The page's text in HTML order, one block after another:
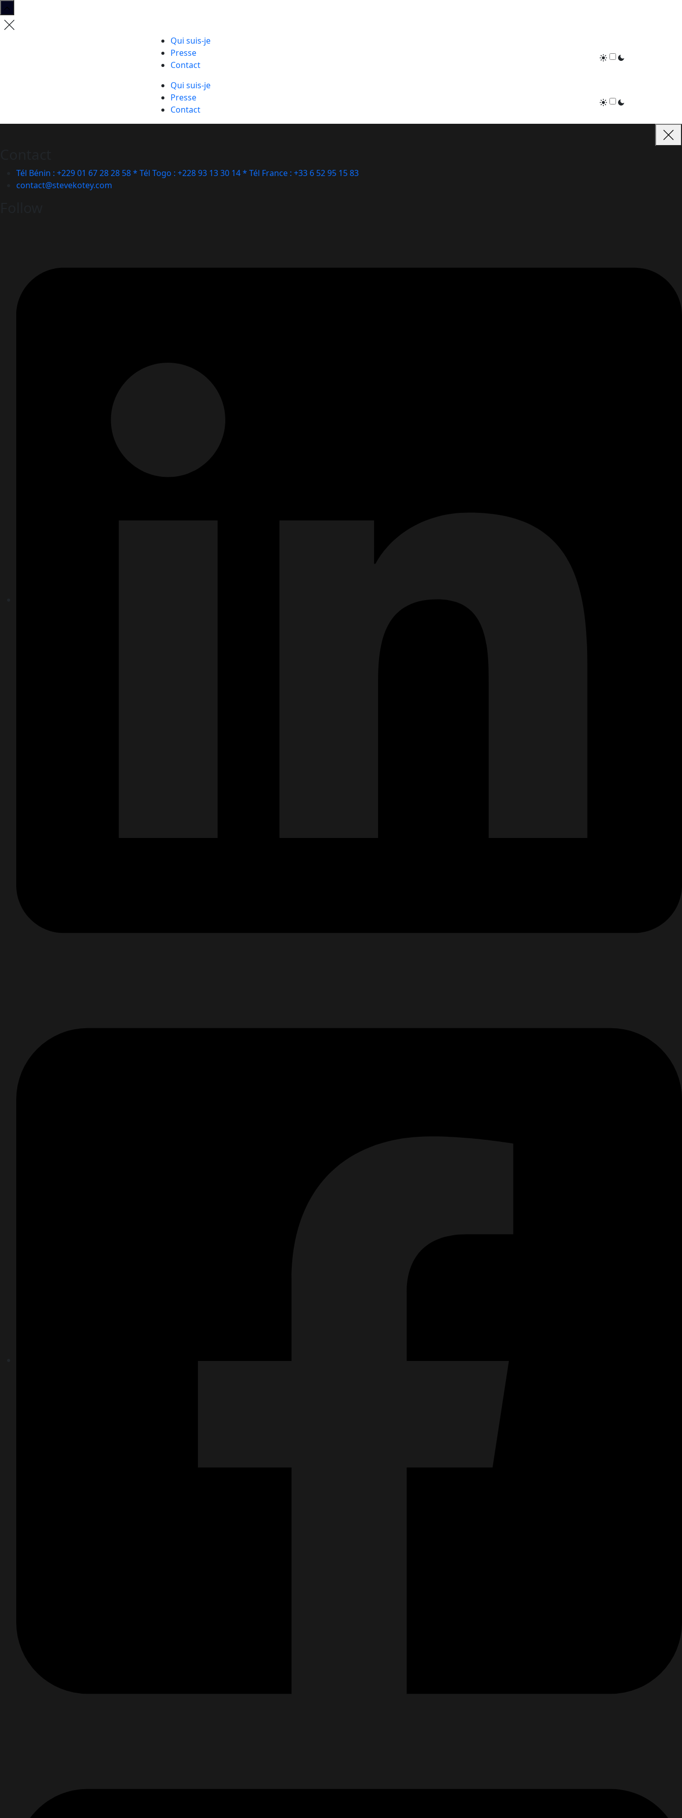
Qui suis-je
Presse
Contact
Qui suis-je
Presse
Contact
Tél Bénin : +229 01 67 28 28 58 * Tél Togo : +228 93 13 30 14 * Tél France : +33 6 52 95 15 83
contact@stevekotey.com